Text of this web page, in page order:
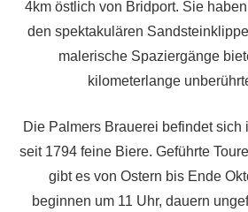
4km östlich von Bridport. Sie
den spektakulären
malerische Spaziergänge
kilometerlange
Die Palmers Brauerei befindet sich
seit 1794 feine Biere. Geführte
gibt es von Ostern bis Ende
beginnen um 11 Uhr, dauern